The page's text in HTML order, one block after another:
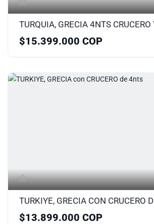
$15.399.000 COP
TURKIYE, GRECIA CON CRUCERO
$13.899.000 COP